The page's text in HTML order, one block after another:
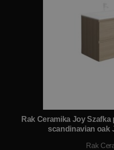
Rak Ceramika Joy
scandinavian oak
Rak